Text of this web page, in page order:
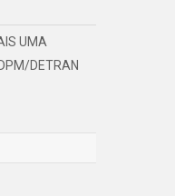
UMA
DETRAN